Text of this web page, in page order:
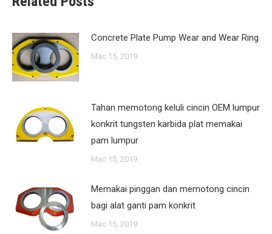
Concrete Plate Pump Wear and Wear Ring
Mac 15, 2019
Tahan memotong keluli cincin OEM lumpur
konkrit tungsten karbida plat memakai
pam lumpur
Mac 15, 2019
Memakai pinggan dan memotong cincin
bagi alat ganti pam konkrit
Mac 15, 2019